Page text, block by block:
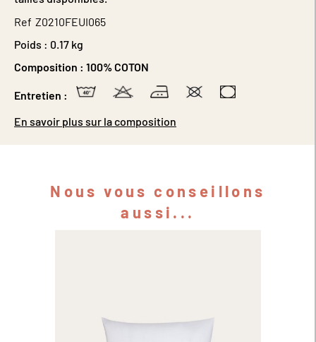
Ref Z0210FEUI065
Poids : 0.17 kg
Composition : 100% COTON
Entretien :
En savoir plus sur la composition
Nous vous conseillons
aussi...